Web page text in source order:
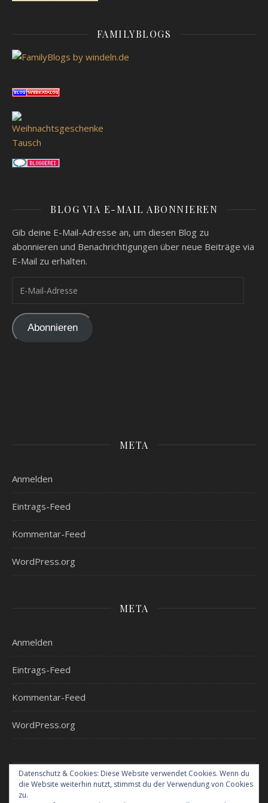
FAMILYBLOGS
BLOG VIA E-MAIL ABONNIEREN
Gib deine E-Mail-Adresse an, um diesen Blog zu
abonnieren und Benachrichtigungen über neue Beiträge via
E-Mail zu erhalten.
Abonnieren
META
Anmelden
Eintrags-Feed
Kommentar-Feed
WordPress.org
META
Anmelden
Eintrags-Feed
Kommentar-Feed
WordPress.org
Home Urlaub mit Kindern – Hotelvorstellungen
Bücher/Hörbücher
Datenschutz & Cookies: Diese Website verwendet Cookies. Wenn du
die Website weiterhin nutzt, stimmst du der Verwendung von Cookies
zu.